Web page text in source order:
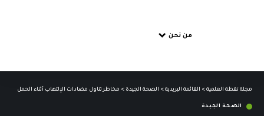
من نحن
مجلة نقطة العلمية > القائمة البريدية > الصحة الجيدة > مخاطر تناول مضادات الإلتهاب أثناء الحمل
الصحة الجيدة